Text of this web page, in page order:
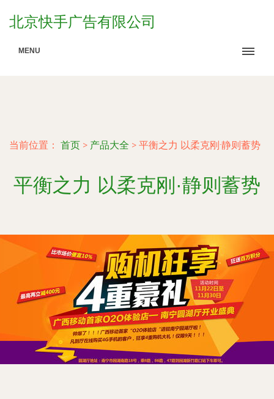
北京快手广告有限公司
MENU
当前位置： 首页 > 产品大全 > 平衡之力 以柔克刚·静则蓄势
平衡之力 以柔克刚·静则蓄势